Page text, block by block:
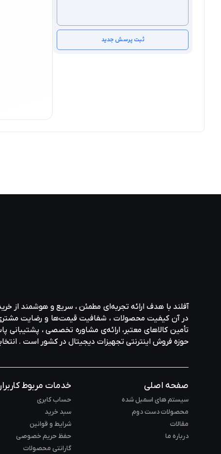
ثبت پرسش جدید
آفلند با هدف ارائه‌ تجربه‌ای مطمئن ، سریع و هوشمند از
در آن کیفیت محصولات ، شفافیت قیمت‌ها و رضایت مشتری در
تأمین کالاهای معتبر، ارائه‌ی مشاوره‌ تخصصی ، پشتیبانی
حوزه‌ فروش اینترنتی تجهیزات دیجیتال در کشور است .
صفحه اصلی
سیستم های اسمبل شده
محصولات دست دوم
مقالات
درباره ما
خدمات مربوط
حساب کابری
سبد خرید
شرایط و قوانین
حفظ حریم خصوصی
گارانتی محصولات